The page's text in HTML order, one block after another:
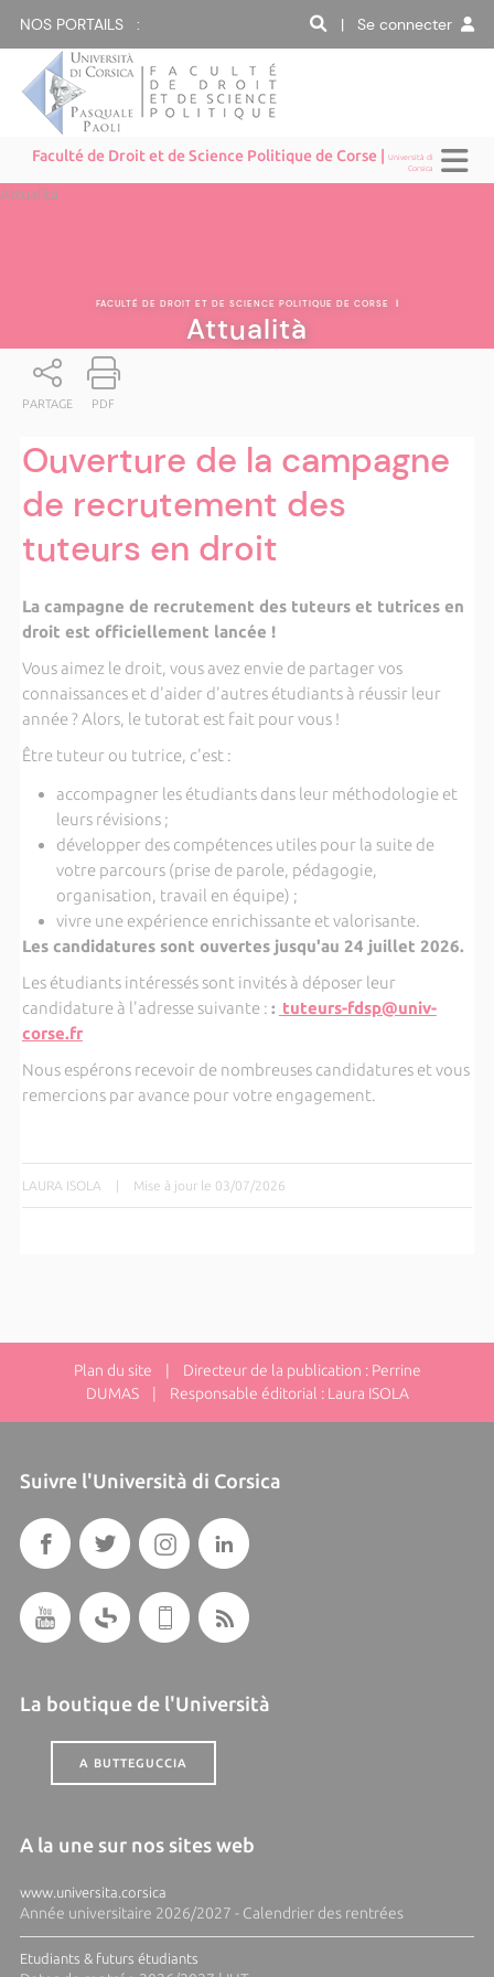
NOS PORTAILS : | Se connecter
Faculté de Droit et de Science Politique de Corse |Università di
Corsica
Attualità
FACULTÉ DE DROIT ET DE SCIENCE POLITIQUE DE CORSE |
Attualità
PARTAGE PDF
Ouverture de la campagne
de recrutement des
tuteurs en droit
La campagne de recrutement des tuteurs et tutrices en
droit est officiellement lancée !
Vous aimez le droit, vous avez envie de partager vos
connaissances et d'aider d'autres étudiants à réussir leur
année ? Alors, le tutorat est fait pour vous !
Être tuteur ou tutrice, c'est :
accompagner les étudiants dans leur méthodologie et
leurs révisions ;
développer des compétences utiles pour la suite de
votre parcours (prise de parole, pédagogie,
organisation, travail en équipe) ;
vivre une expérience enrichissante et valorisante.
Les candidatures sont ouvertes jusqu'au 24 juillet 2026.
Les étudiants intéressés sont invités à déposer leur
candidature à l'adresse suivante : : tuteurs-fdsp@univ-
corse.fr
Nous espérons recevoir de nombreuses candidatures et vous
remercions par avance pour votre engagement.
LAURA ISOLA | Mise à jour le 03/07/2026
Plan du site | Directeur de la publication : Perrine
DUMAS | Responsable éditorial : Laura ISOLA
Suivre l'Università di Corsica
La boutique de l'Università
A BUTTEGUCCIA
A la une sur nos sites web
www.universita.corsica
Année universitaire 2026/2027 - Calendrier des rentrées
Etudiants & futurs étudiants